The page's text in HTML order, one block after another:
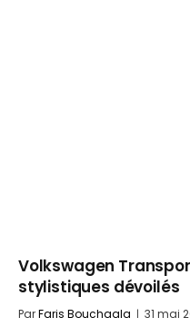
Volkswagen
stylistiques dévoilés
ParFaris Bouchaala 31 mai